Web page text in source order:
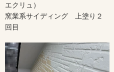
エクリュ）
窯業系サイディング 上塗り２
回目